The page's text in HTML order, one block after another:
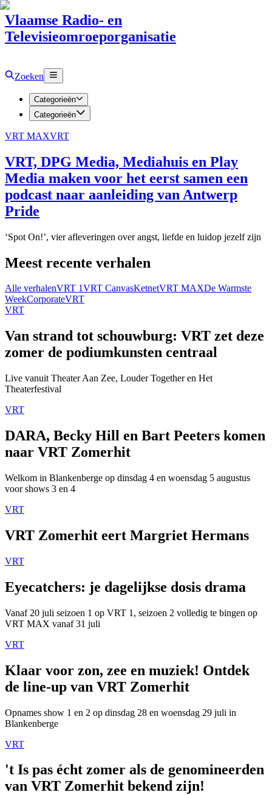
Vlaamse Radio- en
Televisieomroeporganisatie
Zoeken
Categorieën
Categorieën
VRT MAXVRT
VRT, DPG Media, Mediahuis en Play
Media maken voor het eerst samen een
podcast naar aanleiding van Antwerp
Pride
‘Spot On!’, vier afleveringen over angst, liefde en luidop jezelf zijn
Meest recente verhalen
Alle verhalenVRT 1VRT CanvasKetnetVRT MAXDe Warmste
WeekCorporateVRT
VRT
Van strand tot schouwburg: VRT zet deze
zomer de podiumkunsten centraal
Live vanuit Theater Aan Zee, Louder Together en Het
Theaterfestival
VRT
DARA, Becky Hill en Bart Peeters komen
naar VRT Zomerhit
Welkom in Blankenberge op dinsdag 4 en woensdag 5 augustus
voor shows 3 en 4
VRT
VRT Zomerhit eert Margriet Hermans
VRT
Eyecatchers: je dagelijkse dosis drama
Vanaf 20 juli seizoen 1 op VRT 1, seizoen 2 volledig te bingen op
VRT MAX vanaf 31 juli
VRT
Klaar voor zon, zee en muziek! Ontdek
de line-up van VRT Zomerhit
Opnames show 1 en 2 op dinsdag 28 en woensdag 29 juli in
Blankenberge
VRT
't Is pas écht zomer als de genomineerden
van VRT Zomerhit bekend zijn!